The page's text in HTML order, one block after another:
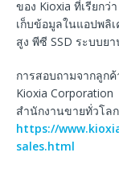
ของ Kioxia ที่เรียกว่
เก็บข้อมูลในแอปพลิ
สูง พีซี SSD ระบบย
การสอบถามจากลูกค้
Kioxia Corporation
สำนักงานขายทั่วโลก
https://
sales.html